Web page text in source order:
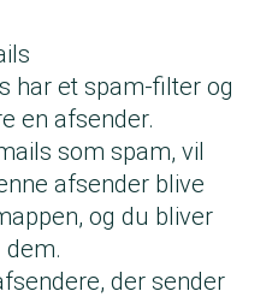
har et spam-filter og
en afsender.
som spam, vil
afsender blive
og du bliver
der sender